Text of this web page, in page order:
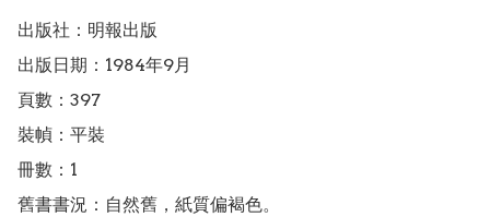
出版社：明報出版
出版日期：1984年9月
頁數：397
裝幀：平裝
冊數：1
舊書書況：自然舊，紙質偏褐色。